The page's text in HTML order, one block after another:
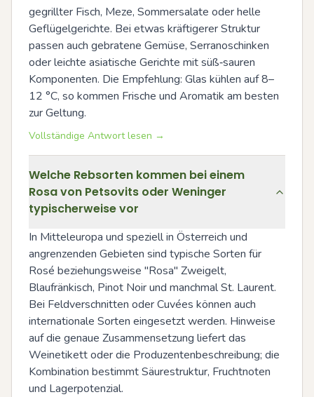
gegrillter Fisch, Meze, Sommersalate oder helle
Geflügelgerichte. Bei etwas kräftigerer Struktur
passen auch gebratene Gemüse, Serranoschinken
oder leichte asiatische Gerichte mit süß‑sauren
Komponenten. Die Empfehlung: Glas kühlen auf 8–
12 °C, so kommen Frische und Aromatik am besten
zur Geltung.
Vollständige Antwort lesen →
Welche Rebsorten kommen bei einem
Rosa von Petsovits oder Weninger
typischerweise vor
In Mitteleuropa und speziell in Österreich und
angrenzenden Gebieten sind typische Sorten für
Rosé beziehungsweise "Rosa" Zweigelt,
Blaufränkisch, Pinot Noir und manchmal St. Laurent.
Bei Feldverschnitten oder Cuvées können auch
internationale Sorten eingesetzt werden. Hinweise
auf die genaue Zusammensetzung liefert das
Weinetikett oder die Produzentenbeschreibung; die
Kombination bestimmt Säurestruktur, Fruchtnoten
und Lagerpotenzial.